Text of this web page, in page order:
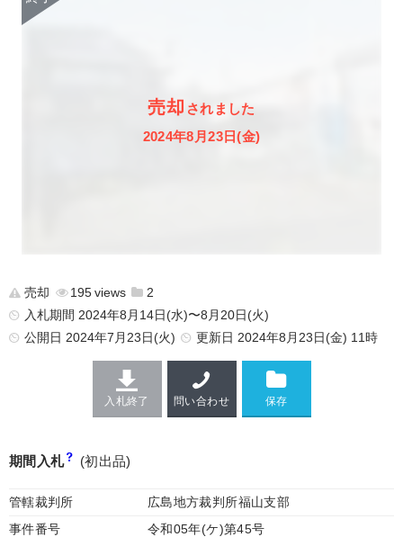
売却 されました
2024年8月23日(金)
売却 195
2
入札期間 2024年8月14日(水)〜8月20日(火)
公開日 2024年7月23日(火) 更新日 2024年8月23日(金) 11時
入札終了 問い合わせ
期間入札 (初出品)
管轄裁判所
広島地方裁判所福山支部
事件番号
令和05年(ケ)第45号